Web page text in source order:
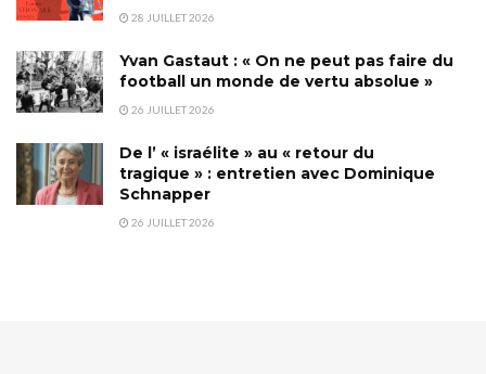
28 JUILLET 2026
Yvan Gastaut : « On ne peut pas faire du
football un monde de vertu absolue »
26 JUILLET 2026
De l’ « israélite » au « retour du
tragique » : entretien avec Dominique
Schnapper
26 JUILLET 2026